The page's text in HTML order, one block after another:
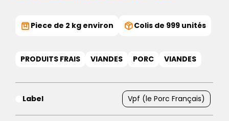
Piece de 2 kg environ Colis de 999 unités
PRODUITS FRAIS VIANDES PORC VIANDES
Label Vpf (le Porc Français)